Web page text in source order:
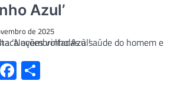
Azul’
de 2025
Facebook